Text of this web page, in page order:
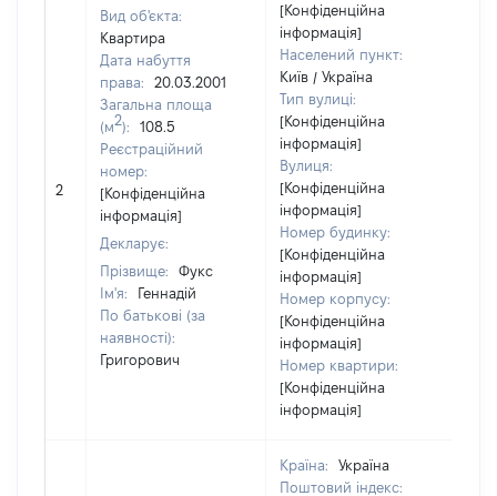
2
Вид об'єкта:
Квартира
Дата набуття
права:
20.03.2001
Загальна площа
(м2):
108.5
Реєстраційний
номер:
[Конфіденційна
інформація]
Декларує:
Прізвище:
Фукс
Ім'я:
Геннадій
По батькові (за
наявності):
Григорович
[Конфіденційна
інформація]
Населений пункт:
Київ / Україна
Тип вулиці:
[Конфіденційна
інформація]
Вулиця:
[Конфіденційна
інформація]
Номер будинку:
[Конфіденційна
інформація]
Номер корпусу:
[Конфіденційна
інформація]
Номер квартири:
[Конфіденційна
інформація]
Країна:
Україна
Поштовий індекс: